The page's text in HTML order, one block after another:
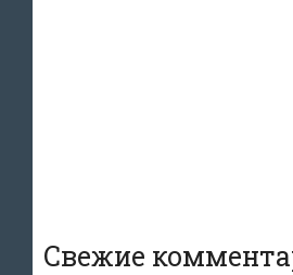
Свежие